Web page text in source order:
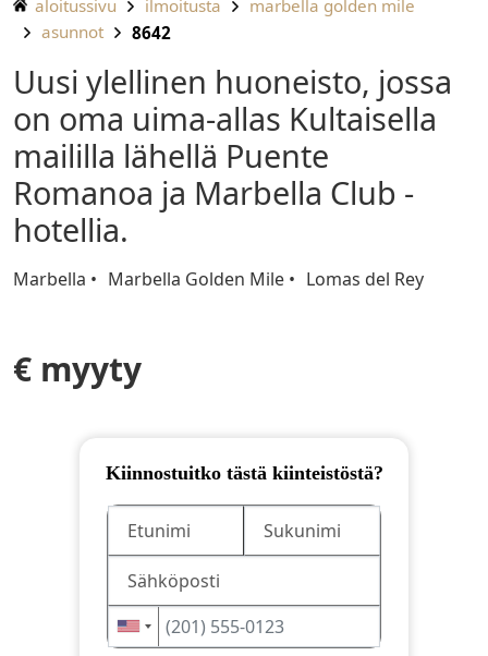
aloitussivu ilmoitusta
marbella golden mile
asunnot
8642
Uusi ylellinen huoneisto, jossa
on oma uima-allas Kultaisella
maililla lähellä Puente
Romanoa ja Marbella Club -
hotellia.
Marbella Marbella Golden Mile Lomas del Rey
€ myyty
Kiinnostuitko tästä kiinteistöstä?